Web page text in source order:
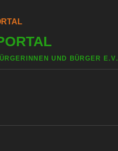
UND BÜRGER E.V.